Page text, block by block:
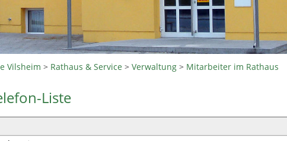
Vilsheim > Rathaus & Service >Verwaltung > Mitarbeiter im Rathaus
Liste